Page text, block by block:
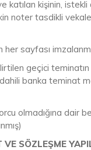
katılan kişinin, istekli
noter tasdikli
her sayfası
geçici
banka teminat
olmadığına dair
VE SÖZLEŞME